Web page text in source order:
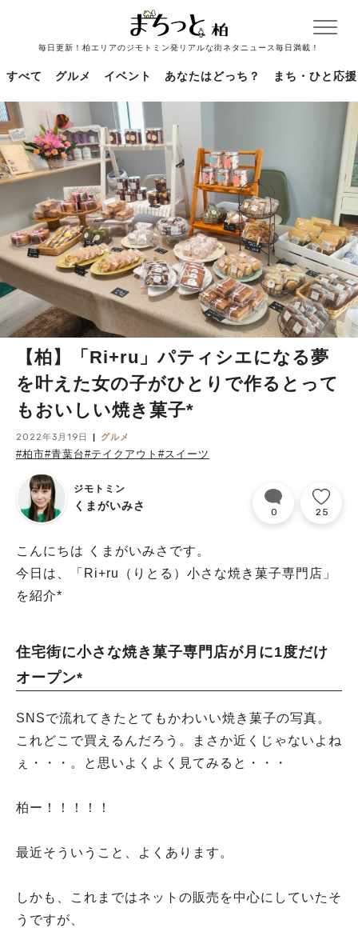
毎日更新！柏エリアのジモトミン発リアルな街ネタニュース毎日満載！
すべて グルメ イベント あなたはどっち？ まち・ひと応援
【柏】「Ri+ru」パティシエになる夢
を叶えた女の子がひとりで作るとって
もおいしい焼き菓子*
2022年3月19日 グルメ
#柏市#青葉台#テイクアウト #スイーツ
ジモトミン
くまがいみさ 0 25
こんにちは くまがいみさです。
今日は、「Ri+ru（りとる）小さな焼き菓子専門店」
を紹介*
住宅街に小さな焼き菓子専門店が月に1度だけ
オープン*
SNSで流れてきたとてもかわいい焼き菓子の写真。
これどこで買えるんだろう。まさか近くじゃないよね
ぇ・・・。と思いよくよく見てみると・・・
柏ー！！！！！
最近そういうこと、よくあります。
しかも、これまではネットの販売を中心にしていたそ
うですが、